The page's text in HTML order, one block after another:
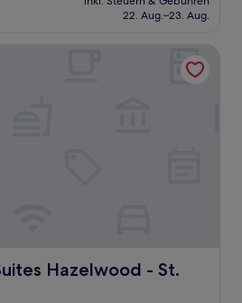
beträgt
22. Aug.–23. Aug.
Hazelwood - St.
Hazelwood - St. Louis